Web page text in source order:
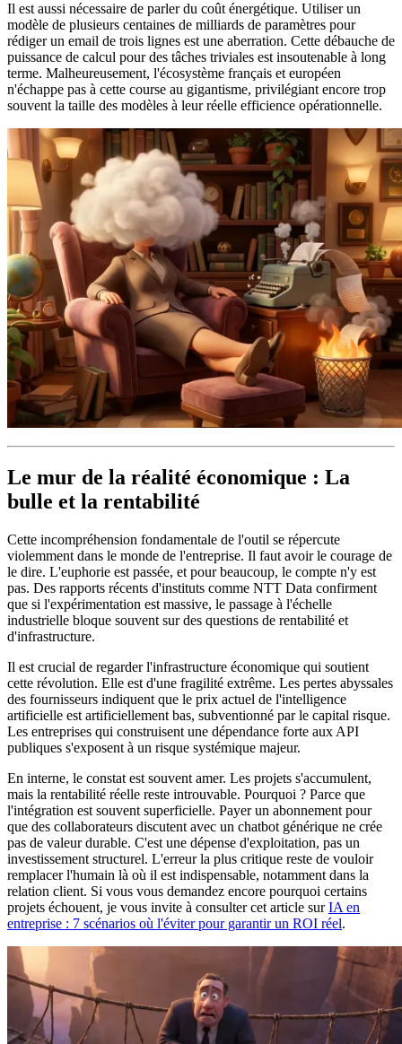
Il est aussi nécessaire de parler du coût énergétique. Utiliser un
modèle de plusieurs centaines de milliards de paramètres pour
rédiger un email de trois lignes est une aberration. Cette débauche de
puissance de calcul pour des tâches triviales est insoutenable à long
terme. Malheureusement, l'écosystème français et européen
n'échappe pas à cette course au gigantisme, privilégiant encore trop
souvent la taille des modèles à leur réelle efficience opérationnelle.
Le mur de la réalité économique : La
bulle et la rentabilité
Cette incompréhension fondamentale de l'outil se répercute
violemment dans le monde de l'entreprise. Il faut avoir le courage de
le dire. L'euphorie est passée, et pour beaucoup, le compte n'y est
pas. Des rapports récents d'instituts comme NTT Data confirment
que si l'expérimentation est massive, le passage à l'échelle
industrielle bloque souvent sur des questions de rentabilité et
d'infrastructure.
Il est crucial de regarder l'infrastructure économique qui soutient
cette révolution. Elle est d'une fragilité extrême. Les pertes abyssales
des fournisseurs indiquent que le prix actuel de l'intelligence
artificielle est artificiellement bas, subventionné par le capital risque.
Les entreprises qui construisent une dépendance forte aux API
publiques s'exposent à un risque systémique majeur.
En interne, le constat est souvent amer. Les projets s'accumulent,
mais la rentabilité réelle reste introuvable. Pourquoi ? Parce que
l'intégration est souvent superficielle. Payer un abonnement pour
que des collaborateurs discutent avec un chatbot générique ne crée
pas de valeur durable. C'est une dépense d'exploitation, pas un
investissement structurel. L'erreur la plus critique reste de vouloir
remplacer l'humain là où il est indispensable, notamment dans la
relation client. Si vous vous demandez encore pourquoi certains
projets échouent, je vous invite à consulter cet article surIA en
entreprise : 7 scénarios où l'éviter pour garantir un ROI réel.